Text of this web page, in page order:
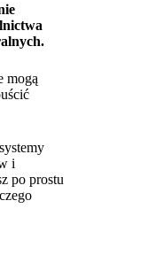
mogą
i
po prostu